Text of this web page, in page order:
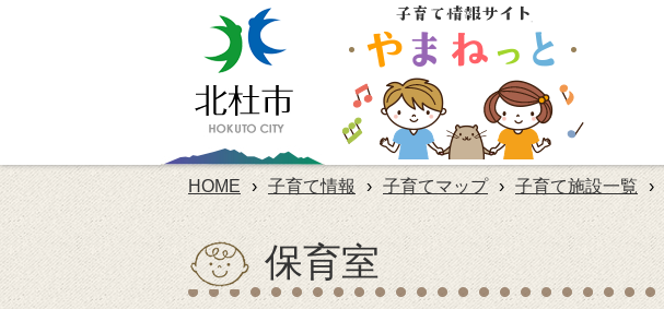
HOME › 子育て情報 › 子育てマップ › 子育て施設一覧 ›
保育室